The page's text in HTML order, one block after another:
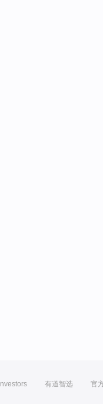
Investors 有道智选 官